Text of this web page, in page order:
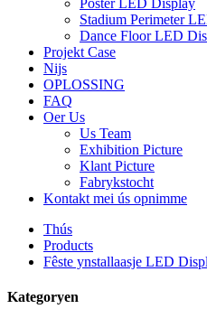
Poster LED Display
Stadium Perimeter
Dance Floor LED
Projekt Case
Nijs
OPLOSSING
FAQ
Oer Us
Us Team
Exhibition Picture
Klant Picture
Fabrykstocht
Kontakt mei ús opnimme
Thús
Products
Fêste ynstallaasje LED
Kategoryen